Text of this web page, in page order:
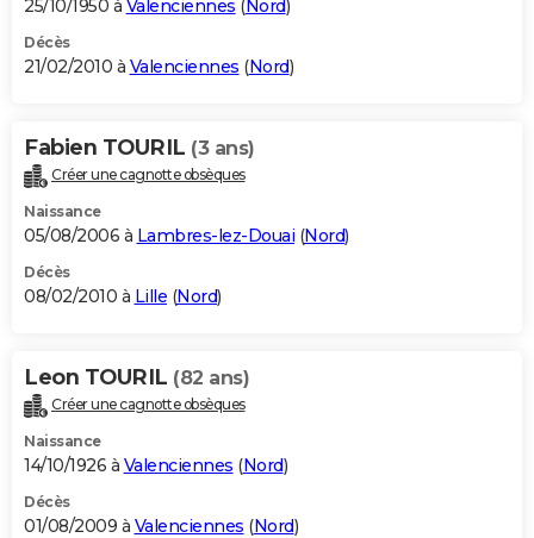
25/10/1950 à Valenciennes ( Nord)
Décès
21/02/2010 à Valenciennes (Nord)
Fabien TOURIL (3 ans)
Créer une cagnotte obsèques
Naissance
05/08/2006 à Lambres-lez-Douai (Nord)
Décès
08/02/2010 à Lille (Nord)
Leon TOURIL (82 ans)
Créer une cagnotte obsèques
Naissance
14/10/1926 à Valenciennes (Nord)
Décès
01/08/2009 à Valenciennes (Nord)